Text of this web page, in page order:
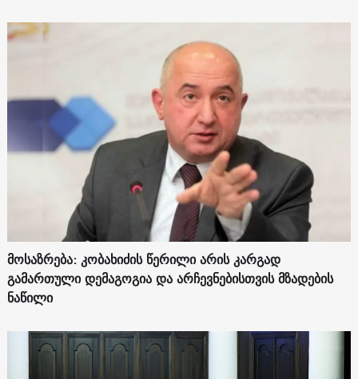
მოსაზრება: კობახიძის წერილი არის კარგად
გამართული დემაგოგია და არჩევნებისთვის მზადების
ნაწილი